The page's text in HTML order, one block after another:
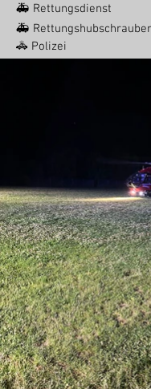
🚑 Rettungsdienst
🚑 Rettungshubschrauber
🚓 Polizei